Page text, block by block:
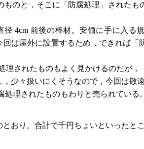
のと，そこに「防腐処理」されたも
4cm 前後の棒材。安価に手に入る
は屋外に設置するため，できれば
されたものもよく見かけるのだが，
少々扱いにくそうなので，今回は敬遠
理されたものもわりと売られている
おり。合計で千円ちょいといったとこ